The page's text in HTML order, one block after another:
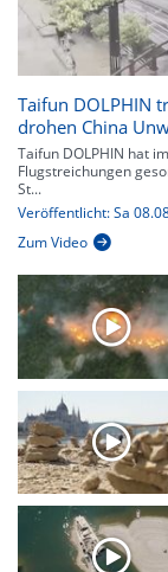
Taifun DOLPHIN
drohen China
Taifun DOLPHIN hat
Flugstreichungen
St...
Veröffentlicht: Sa
Zum Video